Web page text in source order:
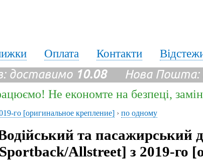
Оплата Контакти
доставимо 10.08Нова Пошта:
Не економте на безпеці,
го [оригинальное крепление] › по одному
та пасажирський
Allstreet] з 2019-го